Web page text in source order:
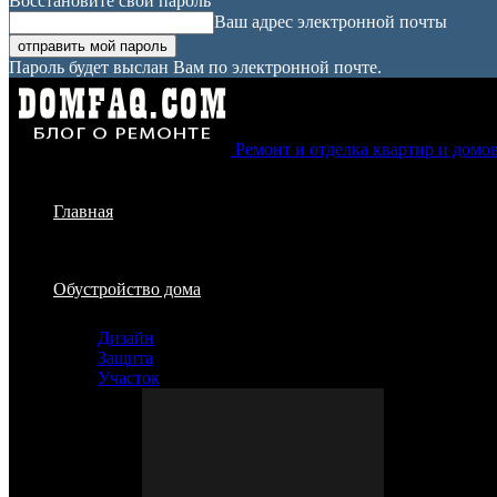
Ваш адрес электронной почты
Пароль будет выслан Вам по электронной почте.
Ремонт и отделка квартир и
Главная
Обустройство дома
Дизайн
Защита
Участок